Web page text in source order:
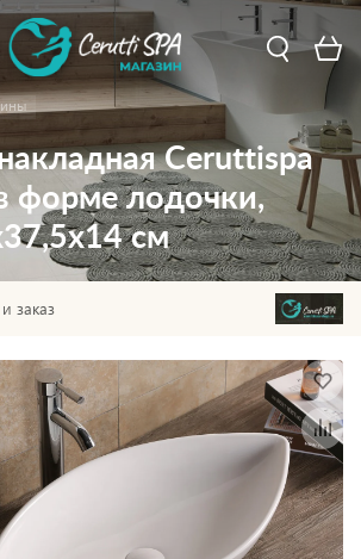
Ceruttispa
форме лодочки,
см
заказ